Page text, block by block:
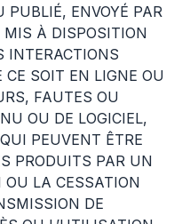
ENVOYÉ PAR
À DISPOSITION
INTERACTIONS
SOIT EN LIGNE OU
FAUTES OU
OU DE LOGICIEL,
PEUVENT ÊTRE
PRODUITS PAR UN
OU LA CESSATION
DE